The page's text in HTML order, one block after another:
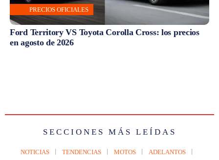
PRECIOS OFICIALES
Ford Territory VS Toyota Corolla Cross: los precios
en agosto de 2026
SECCIONES MÁS LEÍDAS
NOTICIAS TENDENCIAS MOTOS ADELANTOS